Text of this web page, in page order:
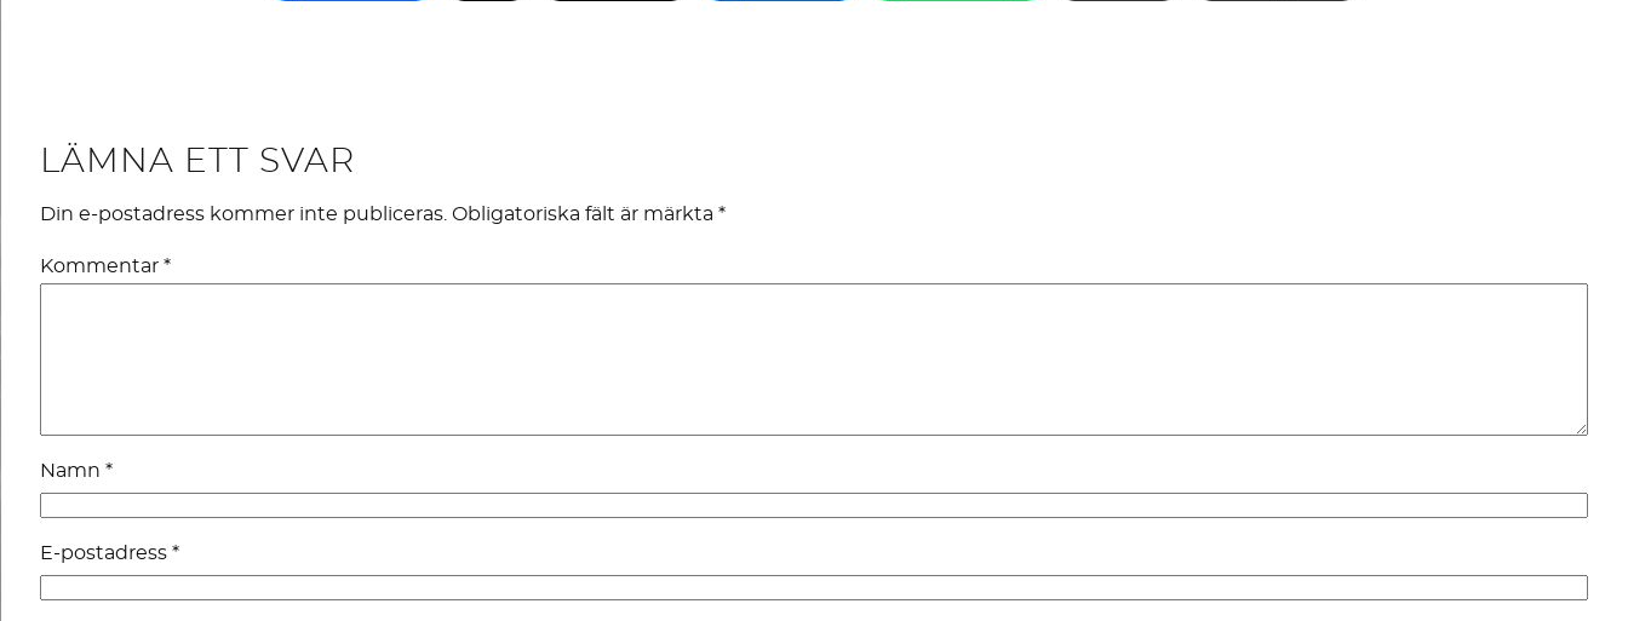
LÄMNA ETT SVAR
Din e-postadress kommer inte publiceras. Obligatoriska fält är märkta *
Kommentar *
Namn *
E-postadress *